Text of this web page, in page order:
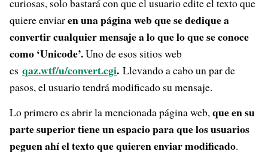
curiosas, solo bastará con que el usuario edite el texto que
quiere enviaren una página web que se dedique a
convertir cualquier mensaje a lo que lo que se conoce
como ‘Unicode’.Uno de esos sitios web
es qaz.wtf/u/convert.cgi. Llevando a cabo un par de
pasos, el usuario tendrá modificado su mensaje.
Lo primero es abrir la mencionada página web,que en su
parte superior tiene un espacio para que los usuarios
peguen ahí el texto que quieren enviar modificado.